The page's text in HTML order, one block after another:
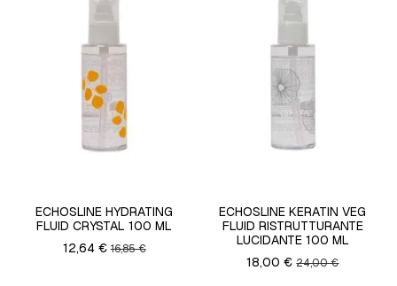
ECHOSLINE HYDRATING
FLUID CRYSTAL 100 ML
12,64 €16,85 €
ECHOSLINE KERATIN VEG
FLUID RISTRUTTURANTE
LUCIDANTE 100 ML
18,00 €24,00 €